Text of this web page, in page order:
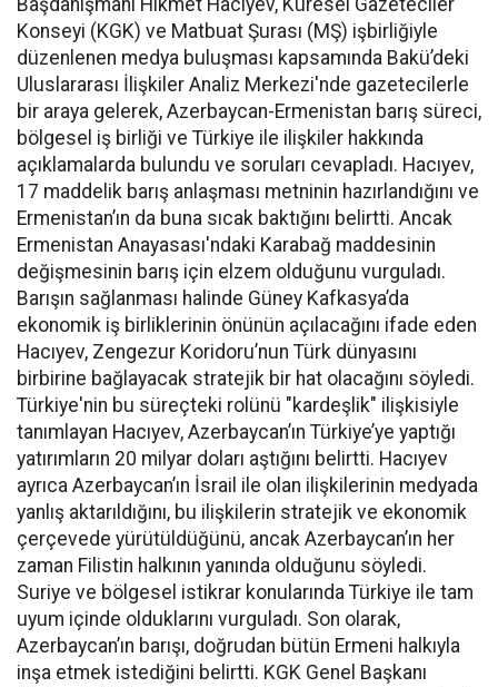
Başdanışmanı Hikmet Hacıyev, Küresel Gazeteciler
Konseyi (KGK) ve Matbuat Şurası (MŞ) işbirliğiyle
düzenlenen medya buluşması kapsamında Bakü’deki
Uluslararası İlişkiler Analiz Merkezi'nde gazetecilerle
bir araya gelerek, Azerbaycan-Ermenistan barış süreci,
bölgesel iş birliği ve Türkiye ile ilişkiler hakkında
açıklamalarda bulundu ve soruları cevapladı. Hacıyev,
17 maddelik barış anlaşması metninin hazırlandığını ve
Ermenistan’ın da buna sıcak baktığını belirtti. Ancak
Ermenistan Anayasası'ndaki Karabağ maddesinin
değişmesinin barış için elzem olduğunu vurguladı.
Barışın sağlanması halinde Güney Kafkasya’da
ekonomik iş birliklerinin önünün açılacağını ifade eden
Hacıyev, Zengezur Koridoru’nun Türk dünyasını
birbirine bağlayacak stratejik bir hat olacağını söyledi.
Türkiye'nin bu süreçteki rolünü "kardeşlik" ilişkisiyle
tanımlayan Hacıyev, Azerbaycan’ın Türkiye’ye yaptığı
yatırımların 20 milyar doları aştığını belirtti. Hacıyev
ayrıca Azerbaycan’ın İsrail ile olan ilişkilerinin medyada
yanlış aktarıldığını, bu ilişkilerin stratejik ve ekonomik
çerçevede yürütüldüğünü, ancak Azerbaycan’ın her
zaman Filistin halkının yanında olduğunu söyledi.
Suriye ve bölgesel istikrar konularında Türkiye ile tam
uyum içinde olduklarını vurguladı. Son olarak,
Azerbaycan’ın barışı, doğrudan bütün Ermeni halkıyla
inşa etmek istediğini belirtti. KGK Genel Başkanı